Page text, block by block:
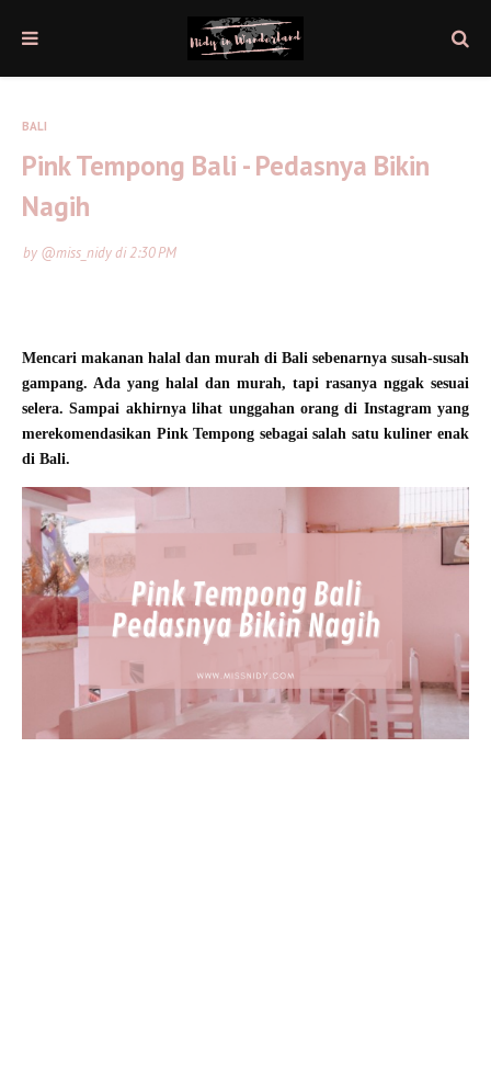
BALI
Pink Tempong Bali - Pedasnya Bikin
Nagih
by @miss_nidydi2:30 PM
Mencari makanan halal dan murah di Bali sebenarnya susah-susah
gampang. Ada yang halal dan murah, tapi rasanya nggak sesuai
selera. Sampai akhirnya lihat unggahan orang di Instagram yang
merekomendasikan Pink Tempong sebagai salah satu kuliner enak
di Bali.